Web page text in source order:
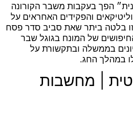
הפך בעקבות משבר הקורונה
והפקידים האחראים על
בלטה ביתר שאת סביב סדר פסח
של המונח בגוגל שבר
בממשלה ובתקשורת על
במהלך החג.
| מחשבות